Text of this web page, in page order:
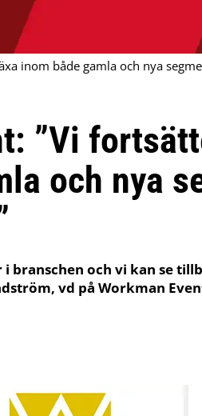
inom både gamla och nya
”Vi
och nya
branschen och vi kan se
vd på Workman